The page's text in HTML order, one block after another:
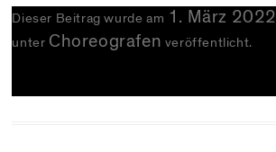
Dieser Beitrag wurde am 1. März 2022
unter Choreografen veröffentlicht.